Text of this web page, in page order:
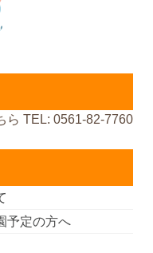
ら TEL: 0561-82-7760
予定の方へ